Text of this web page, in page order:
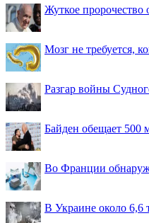
Жуткое
Мозг не требуется,
Разгар войны
Байден обещает
Во Франции
В Украине около 6,6